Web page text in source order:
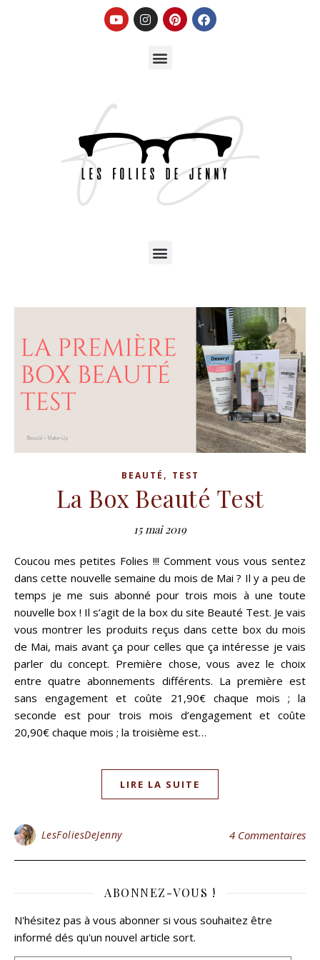
BEAUTÉ , TEST
La Box Beauté Test
15 mai 2019
Coucou mes petites Folies !!! Comment vous vous sentez
dans cette nouvelle semaine du mois de Mai ? Il y a peu de
temps je me suis abonné pour trois mois à une toute
nouvelle box ! Il s’agit de la box du site Beauté Test. Je vais
vous montrer les produits reçus dans cette box du mois
de Mai, mais avant ça pour celles que ça intéresse je vais
parler du concept. Première chose, vous avez le choix
entre quatre abonnements différents. La première est
sans engagement et coûte 21,90€ chaque mois ; la
seconde est pour trois mois d’engagement et coûte
20,90€ chaque mois ; la troisième est…
LIRE LA SUITE
LesFoliesDeJenny 4 Commentaires
ABONNEZ-VOUS !
N'hésitez pas à vous abonner si vous souhaitez être
informé dés qu'un nouvel article sort.